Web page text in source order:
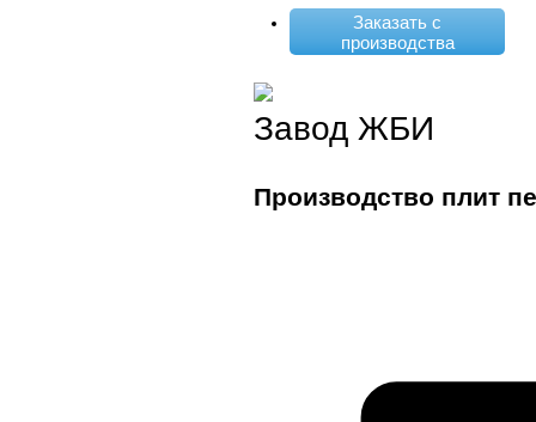
Заказать с
производства
Завод ЖБИ
Производство плит